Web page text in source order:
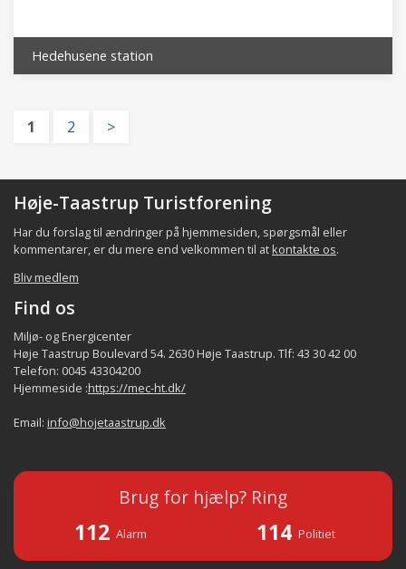
Hedehusene station
1 2 >
Høje-Taastrup Turistforening
Har du forslag til ændringer på hjemmesiden, spørgsmål eller
kommentarer, er du mere end velkommen til at kontakte os.
Bliv medlem
Find os
Miljø- og Energicenter
Høje Taastrup Boulevard 54. 2630 Høje Taastrup. Tlf: 43 30 42 00
Telefon: 0045 43304200
Hjemmeside :https://mec-ht.dk/
Email: info@hojetaastrup.dk
Brug for hjælp? Ring
112 Alarm 114 Politiet